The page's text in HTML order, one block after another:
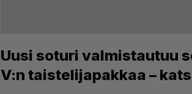
Uusi soturi valmistautuu
V:n taistelijapakkaa –